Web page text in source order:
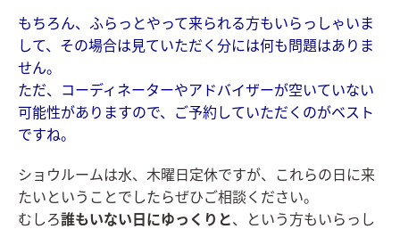
もちろん、ふらっとやって来られる方もいらっしゃいま
して、その場合は見ていただく分には何も問題はありま
せん。
ただ、コーディネーターやアドバイザーが空いていない
可能性がありますので、ご予約していただくのがベスト
ですね。
ショウルームは水、木曜日定休ですが、これらの日に来
たいということでしたらぜひご相談ください。
むしろ誰もいない日にゆっくりと、という方もいらっし